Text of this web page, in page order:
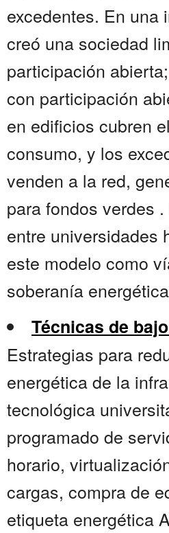
excedentes. En una
creó una sociedad
participación
con participación
en edificios cubren
consumo, y los
venden a la red,
para fondos verdes
entre universidades
este modelo como
soberanía
Técnicas de
Estrategias para
energética de la
tecnológica
programado de
horario,
cargas, compra de
etiqueta energética